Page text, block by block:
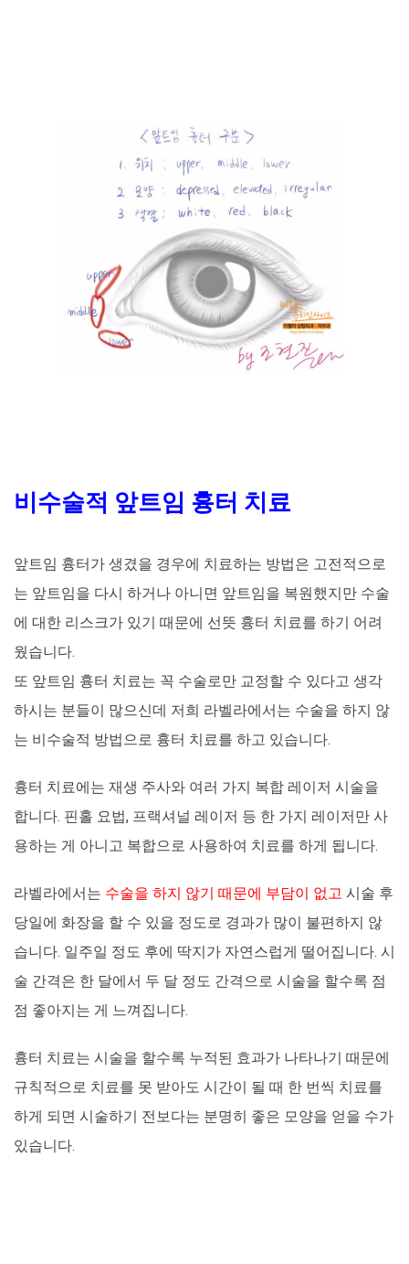
비수술적 앞트임 흉터 치료
앞트임 흉터가 생겼을 경우에 치료하는 방법은 고전적으로
는 앞트임을 다시 하거나 아니면 앞트임을 복원했지만 수술
에 대한 리스크가 있기 때문에 선뜻 흉터 치료를 하기 어려
웠습니다.
또 앞트임 흉터 치료는 꼭 수술로만 교정할 수 있다고 생각
하시는 분들이 많으신데 저희 라벨라에서는 수술을 하지 않
는 비수술적 방법으로 흉터 치료를 하고 있습니다.
흉터 치료에는 재생 주사와 여러 가지 복합 레이저 시술을
합니다. 핀홀 요법, 프랙셔널 레이저 등 한 가지 레이저만 사
용하는 게 아니고 복합으로 사용하여 치료를 하게 됩니다.
라벨라에서는 수술을 하지 않기 때문에 부담이 없고 시술 후
당일에 화장을 할 수 있을 정도로 경과가 많이 불편하지 않
습니다. 일주일 정도 후에 딱지가 자연스럽게 떨어집니다. 시
술 간격은 한 달에서 두 달 정도 간격으로 시술을 할수록 점
점 좋아지는 게 느껴집니다.
흉터 치료는 시술을 할수록 누적된 효과가 나타나기 때문에
규칙적으로 치료를 못 받아도 시간이 될 때 한 번씩 치료를
하게 되면 시술하기 전보다는 분명히 좋은 모양을 얻을 수가
있습니다.